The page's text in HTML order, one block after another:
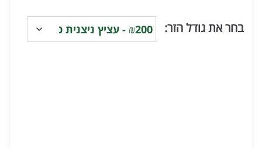
בחר את גודל הזר: